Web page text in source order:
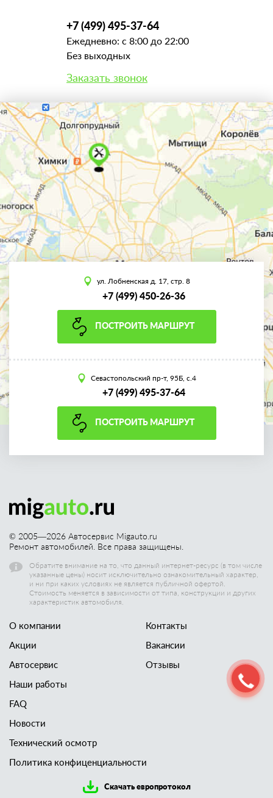
+7 (499) 495-37-64
Ежедневно: с 8:00 до 22:00
Без выходных
Заказать звонок
ул. Лобненская д. 17, стр. 8
+7 (499) 450-26-36
ПОСТРОИТЬ МАРШРУТ
Севастопольский пр-т, 95Б, с.4
+7 (499) 495-37-64
ПОСТРОИТЬ МАРШРУТ
© 2005—2026 Автосервис Migauto.ru
Ремонт автомобилей. Все права защищены.
Обратите внимание на то, что данный интернет-ресурс (в том числе
указанные цены) носит исключительно ознакомительный характер,
и ни при каких условиях не является публичной офертой.
Стоимость меняется в зависимости от типа, конструкции и других
характеристик автомобиля.
О компании
Акции
Автосервис
Наши работы
Контакты
Вакансии
Отзывы
FAQ
Новости
Технический осмотр
Политика конфиценциальности
Скачать европротокол